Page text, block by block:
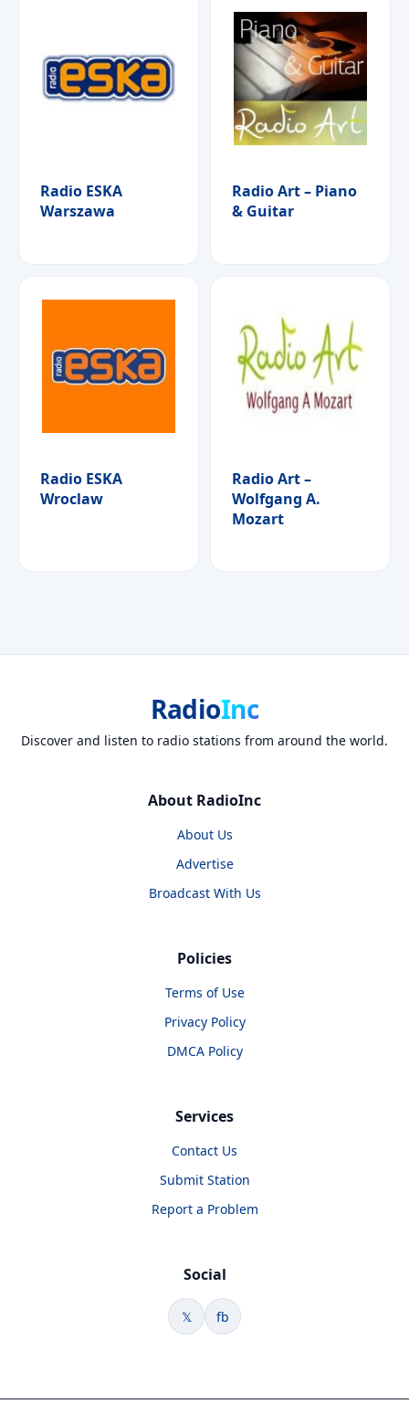
Radio ESKA
Warszawa
Radio Art – Piano
& Guitar
Radio ESKA
Wroclaw
Radio Art –
Wolfgang A.
Mozart
RadioInc
Discover and listen to radio stations from around the world.
About RadioInc
About Us
Advertise
Broadcast With Us
Policies
Terms of Use
Privacy Policy
DMCA Policy
Services
Contact Us
Submit Station
Report a Problem
Social
𝕏 fb